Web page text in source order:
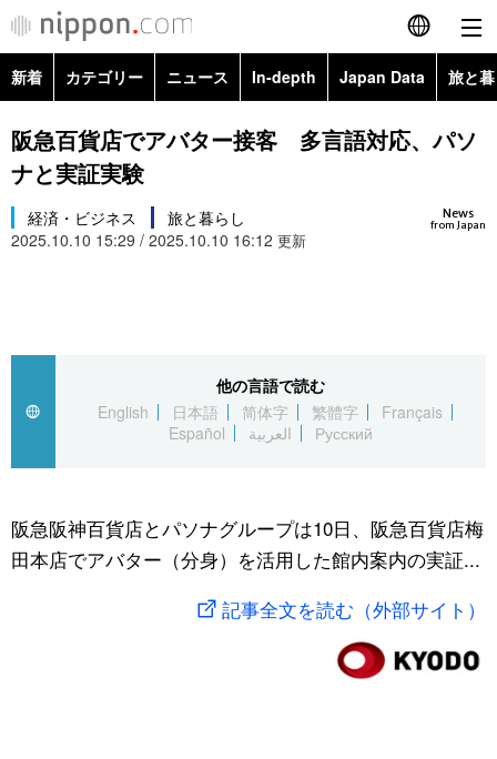
English
简体字
Русский
カテゴリー
国際
社会
文化
アーカイブ
Japan Data
旅と暮らし
動画/Live
新着 カテゴリー ニュース In-depth Japan Data 旅と
政治・外交
経済・ビジネス
国際・海外
文化
科学・技術
暮らし
スポーツ・東京2020
Topics
阪急百貨店でアバター接客 多言語対応、パソ
ナと実証実験
News
from Japan
経済・ビジネス
旅と暮らし
2025.10.10 15:29 / 2025.10.10 16:12 更新
他の言語で読む
English
日本語 简体字 繁體字
Français
Español
العربية Русский
阪急阪神百貨店とパソナグループは10日、阪急百貨店梅
田本店でアバター（分身）を活用した館内案内の実証...
記事全文を読む（外部サイト）